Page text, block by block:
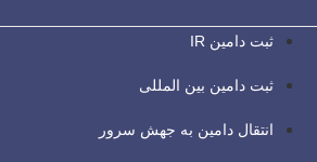
ثبت دامین IR
ثبت دامین بین المللی
انتقال دامین به جهش سرور